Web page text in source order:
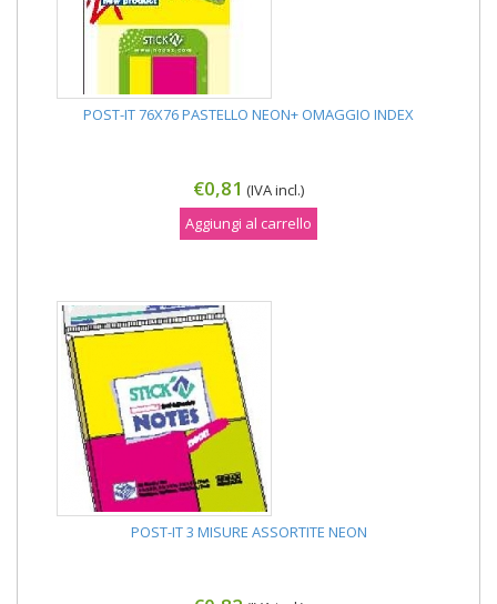
POST-IT 76X76 PASTELLO NEON+ OMAGGIO INDEX
€0,81 (IVA incl.)
Aggiungi al carrello
POST-IT 3 MISURE ASSORTITE NEON